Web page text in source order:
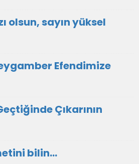
olsun, sayın yüksel
Efendimize
Çıkarının
bilin...